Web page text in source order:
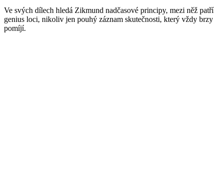
Ve svých dílech hledá Zikmund nadčasové principy, mezi něž patří
genius loci, nikoliv jen pouhý záznam skutečnosti, který vždy brzy
pomíjí.